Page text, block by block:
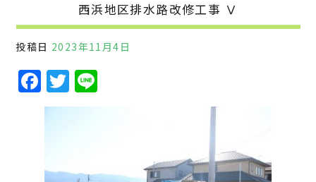
西浜地区排水路改修工事 Ⅴ
投稿日 2023年11月4日
F
a
b
T
w
r